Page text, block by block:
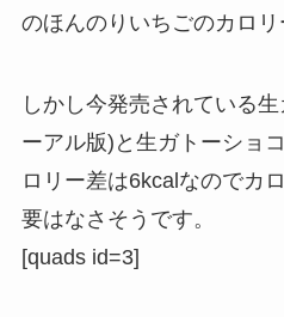
のほんのりいちごのカロリ
しかし今発売されている
ーアル版)と生ガトーショ
ロリー差は6kcalなのでカ
要はなさそうです。
[quads id=3]